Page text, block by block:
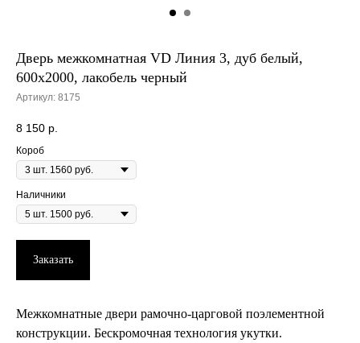
Дверь межкомнатная VD Линия 3, дуб белый,
600х2000, лакобель черный
Артикул: 8175
8 150 р.
Короб
Наличники
Заказать
Межкомнатные двери рамочно-царговой поэлементной
конструкции. Бескромочная технология укутки.